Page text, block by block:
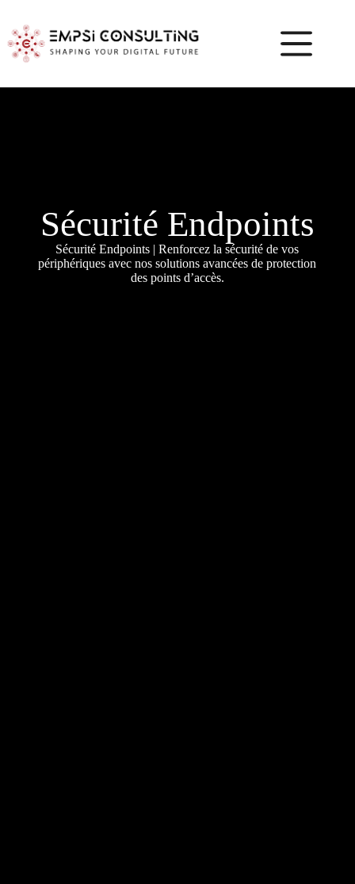
Sécurité Endpoints
Sécurité Endpoints | Renforcez la sécurité de vos
périphériques avec nos solutions avancées de protection
des points d’accès.